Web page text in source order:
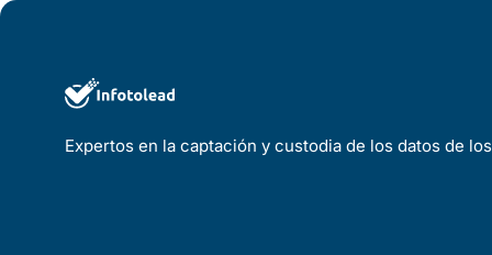
Expertos en la captación y custodia de los datos de